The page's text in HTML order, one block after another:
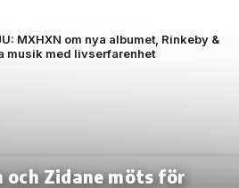
MXHXN om nya albumet, Rinkeby &
musik med livserfarenhet
och Zidane möts för